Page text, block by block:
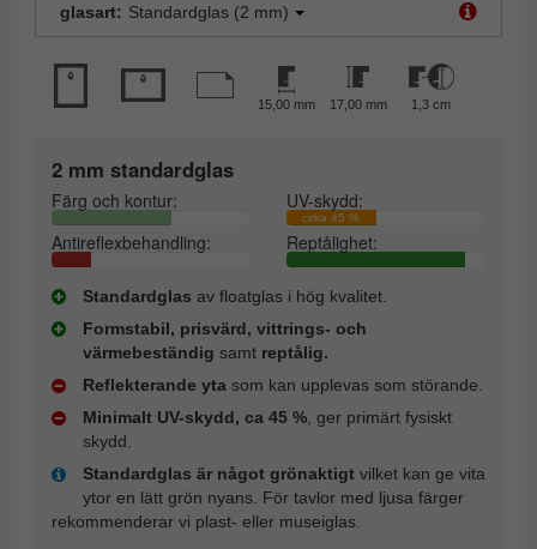
glasart: Standardglas (2 mm)
15,00 mm 17,00 mm 1,3 cm
2 mm standardglas
Färg och kontur: UV-skydd:
cirka 45 %
Antireflexbehandling: Reptålighet:
Standardglas av floatglas i hög kvalitet.
Formstabil, prisvärd, vittrings- och
värmebeständig samt reptålig.
Reflekterande yta som kan upplevas som störande.
Minimalt UV-skydd, ca 45 % , ger primärt fysiskt
skydd.
Standardglas är något grönaktigt vilket kan ge vita
ytor en lätt grön nyans. För tavlor med ljusa färger
rekommenderar vi plast- eller museiglas.